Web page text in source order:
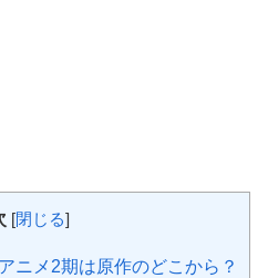
[閉じる]
ニメ2期は原作のどこから？